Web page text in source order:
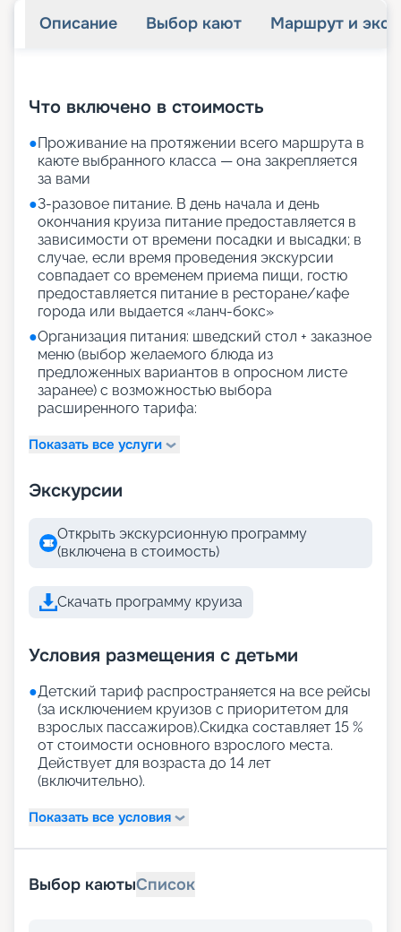
Описание Выбор кают Маршрут и
Что включено в стоимость
●Проживание на протяжении всего маршрута в
каюте выбранного класса — она закрепляется
за вами
●3-разовое питание. В день начала и день
окончания круиза питание предоставляется в
зависимости от времени посадки и высадки; в
случае, если время проведения экскурсии
совпадает со временем приема пищи, гостю
предоставляется питание в ресторане/кафе
города или выдается «ланч-бокс»
●Организация питания: шведский стол + заказное
меню (выбор желаемого блюда из
предложенных вариантов в опросном листе
заранее) с возможностью выбора
расширенного тарифа:
Показать все услуги
Экскурсии
Открыть экскурсионную программу
(включена в стоимость)
Скачать программу круиза
Условия размещения с детьми
●Детский тариф распространяется на все рейсы
(за исключением круизов с приоритетом для
взрослых пассажиров).Скидка составляет 15 %
от стоимости основного взрослого места.
Действует для возраста до 14 лет
(включительно).
Показать все условия
Выбор каютыСписок